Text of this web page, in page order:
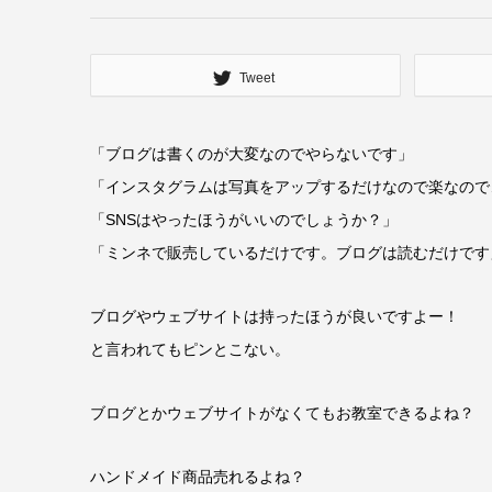
Tweet
「ブログは書くのが大変なのでやらないです」
「インスタグラムは写真をアップするだけなので楽なの
「SNSはやったほうがいいのでしょうか？」
「ミンネで販売しているだけです。ブログは読むだけです
ブログやウェブサイトは持ったほうが良いですよー！
と言われてもピンとこない。
ブログとかウェブサイトがなくてもお教室できるよね？
ハンドメイド商品売れるよね？